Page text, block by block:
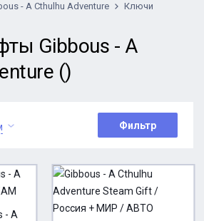
- A Cthulhu Adventure Ключи
Gibbous - A
()
Фильтр
- A